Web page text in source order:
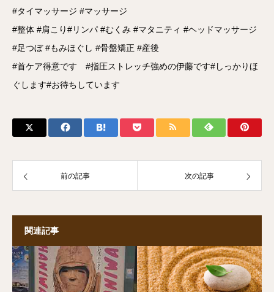
#タイマッサージ #マッサージ
#整体 #肩こり#リンパ #むくみ #マタニティ #ヘッドマッサージ
#足つぼ #もみほぐし #骨盤矯正 #産後
#首ケア得意です #指圧ストレッチ強めの伊藤です#しっかりほ
ぐします#お待ちしています
前の記事 次の記事
関連記事